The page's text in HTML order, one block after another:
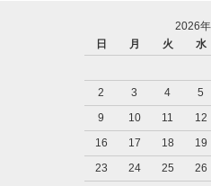
2026
日
月 火 水
2
3 4 5
9
10 11 12
16
17 18 19
23
24 25 26